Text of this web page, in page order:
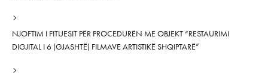
NJOFTIM I FITUESIT PËR PROCEDURËN ME OBJEKT “RESTAURIMI
DIGJITAL I 6 (GJASHTË) FILMAVE ARTISTIKË SHQIPTARË”